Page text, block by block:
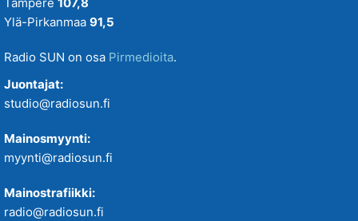
Ylä-Pirkanmaa 91,5
Radio SUN on osa Pirmedioita.
Juontajat:
studio@radiosun.fi
Mainosmyynti:
myynti@radiosun.fi
Mainostrafiikki:
radio@radiosun.fi